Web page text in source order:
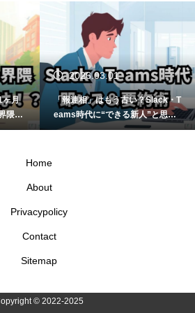
ヶ月
隈の
2026.03.01
「報連相」はもう古い？Slack・T
eams時代に“できる新人”と思わ
せる即レス＆要約術
Home
About
Privacypolicy
Contact
Sitemap
© 2022-2025